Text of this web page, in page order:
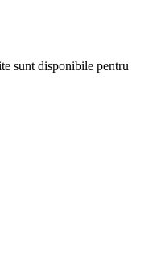
sunt disponibile pentru